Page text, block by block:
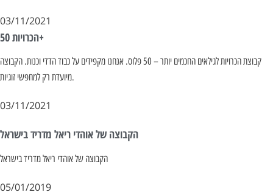
03/11/2021
הכרויות 50+
קבוצת הכרויות לגילאים החכמים יותר – 50 פלוס. אנחנו מקפידים על כבוד הדדי וכנות. הקבוצה
מיועדת רק למחפשי זוגיות.
03/11/2021
הקבוצה של אוהדי ריאל מדריד בישראל
הקבוצה של אוהדי ריאל מדריד בישראל
05/01/2019